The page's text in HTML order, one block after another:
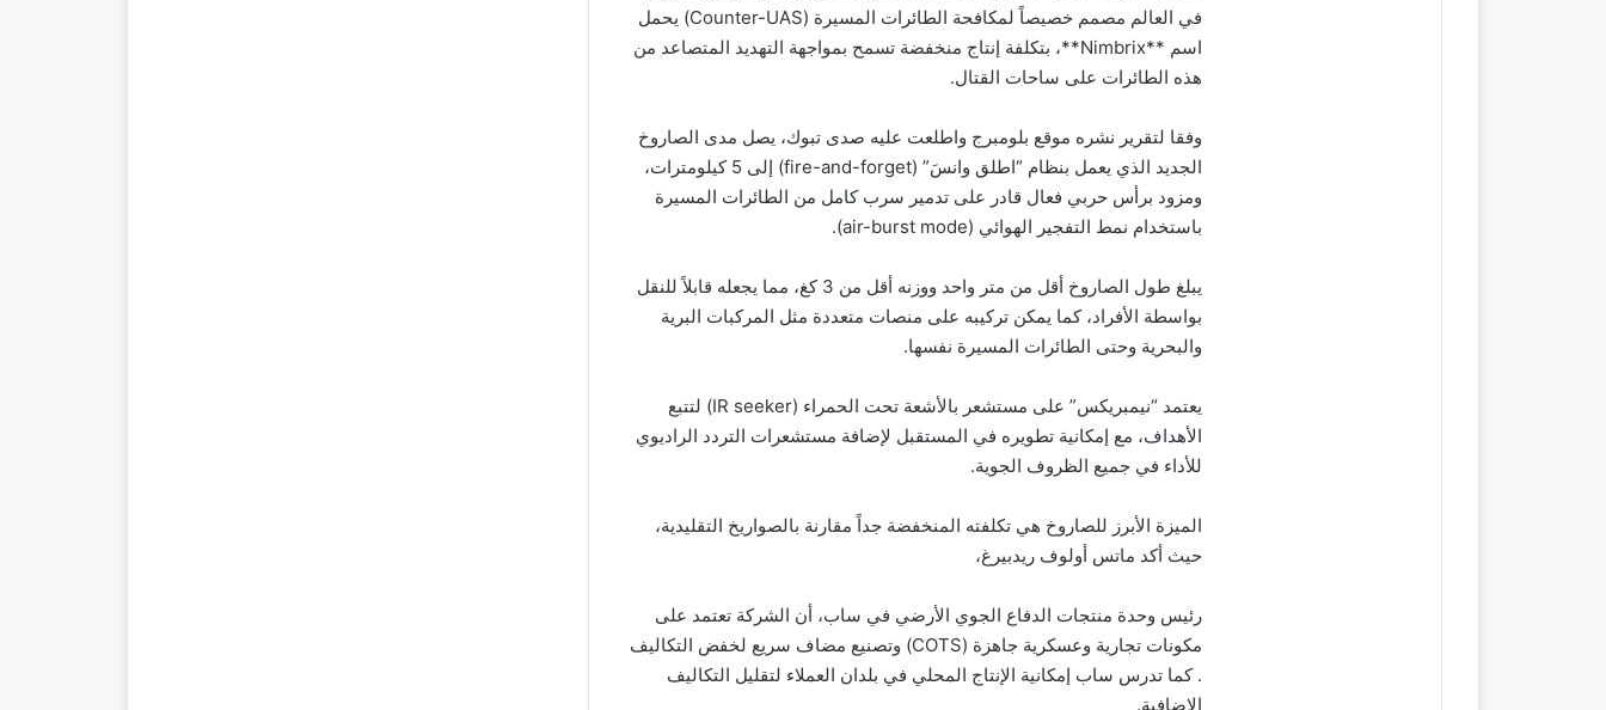
في العالم مصمم خصيصاً لمكافحة الطائرات المسيرة (Counter-UAS) يحمل
اسم **Nimbrix**، بتكلفة إنتاج منخفضة تسمح بمواجهة التهديد المتصاعد من
هذه الطائرات على ساحات القتال.
وفقا لتقرير نشره موقع بلومبرج واطلعت عليه صدى تبوك، يصل مدى الصاروخ
الجديد الذي يعمل بنظام “اطلق وانسَ” (fire-and-forget) إلى 5 كيلومترات،
ومزود برأس حربي فعال قادر على تدمير سرب كامل من الطائرات المسيرة
باستخدام نمط التفجير الهوائي (air-burst mode).
يبلغ طول الصاروخ أقل من متر واحد ووزنه أقل من 3 كغ، مما يجعله قابلاً للنقل
بواسطة الأفراد، كما يمكن تركيبه على منصات متعددة مثل المركبات البرية
والبحرية وحتى الطائرات المسيرة نفسها.
يعتمد “نيمبريكس” على مستشعر بالأشعة تحت الحمراء (IR seeker) لتتبع
الأهداف، مع إمكانية تطويره في المستقبل لإضافة مستشعرات التردد الراديوي
للأداء في جميع الظروف الجوية.
الميزة الأبرز للصاروخ هي تكلفته المنخفضة جداً مقارنة بالصواريخ التقليدية،
حيث أكد ماتس أولوف ريدبيرغ،
رئيس وحدة منتجات الدفاع الجوي الأرضي في ساب، أن الشركة تعتمد على
مكونات تجارية وعسكرية جاهزة (COTS) وتصنيع مضاف سريع لخفض التكاليف
. كما تدرس ساب إمكانية الإنتاج المحلي في بلدان العملاء لتقليل التكاليف
الإضافية.